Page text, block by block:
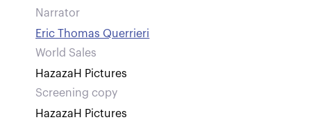
Narrator
Eric Thomas Querrieri
World Sales
HazazaH Pictures
Screening copy
HazazaH Pictures